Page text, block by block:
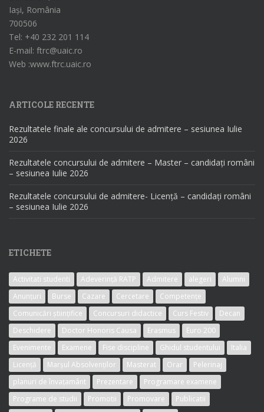
Iași, România
700506
Tel: +40 232 201 114
E-mail: ftrc@uaic.ro
Web :www.ftrc.uaic.ro
ARTICOLE RECENTE
Rezultatele finale ale concursului de admitere – sesiunea Iulie
2026
Rezultatele concursului de admitere – Master – candidați români
– sesiunea Iulie 2026
Rezultatele concursului de admitere- Licență – candidați români
– sesiunea Iulie 2026
ETICHETE
Activitati studenti Adeverință RATP Admitere alegeri
Alumni
Anunțuri
Burse Cazare Cercetare
Competențe
Comunicări științifice
Concursuri didactice Curs Festiv
Decan
Deschidere
Doctor Honoris Causa Erasmus
Euro 200
Evenimente
Examene Fise discipline Ghidul studentului
Italia
Licență
Marșul Absolvenților Masterat Orar
Pelerinaj
planuri de învațamânt
Prezentare
Programare examene
Programe de studii
Promotii Promovare
Publicatii